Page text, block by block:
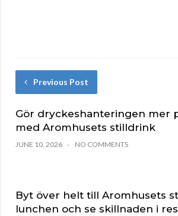
Previous Post
Gör dryckeshanteringen mer
med Aromhusets stilldrink
JUNE 10, 2026 NO COMMENTS
Byt över helt till Aromhusets
lunchen och se skillnaden i